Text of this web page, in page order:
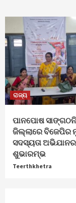
ରାଜ୍ୟ
ପାନପୋଷ
ଜିଲ୍ଲାରେ ବିଜେପିର
ସଦସ୍ୟତା ଅଭିଯାନର
ଶୁଭାରମ୍ଭ
Teerthkhetra